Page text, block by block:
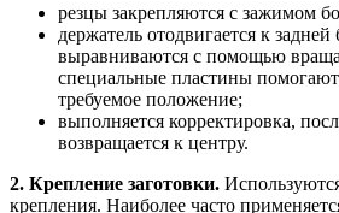
резцы закрепляются с зажимом
держатель отодвигается к
выравниваются с помощью
специальные пластины помогают
требуемое положение;
выполняется корректировка,
возвращается к центру.
2. Крепление заготовки.
крепления. Наиболее часто